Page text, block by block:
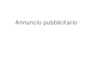
Annuncio pubblicitario